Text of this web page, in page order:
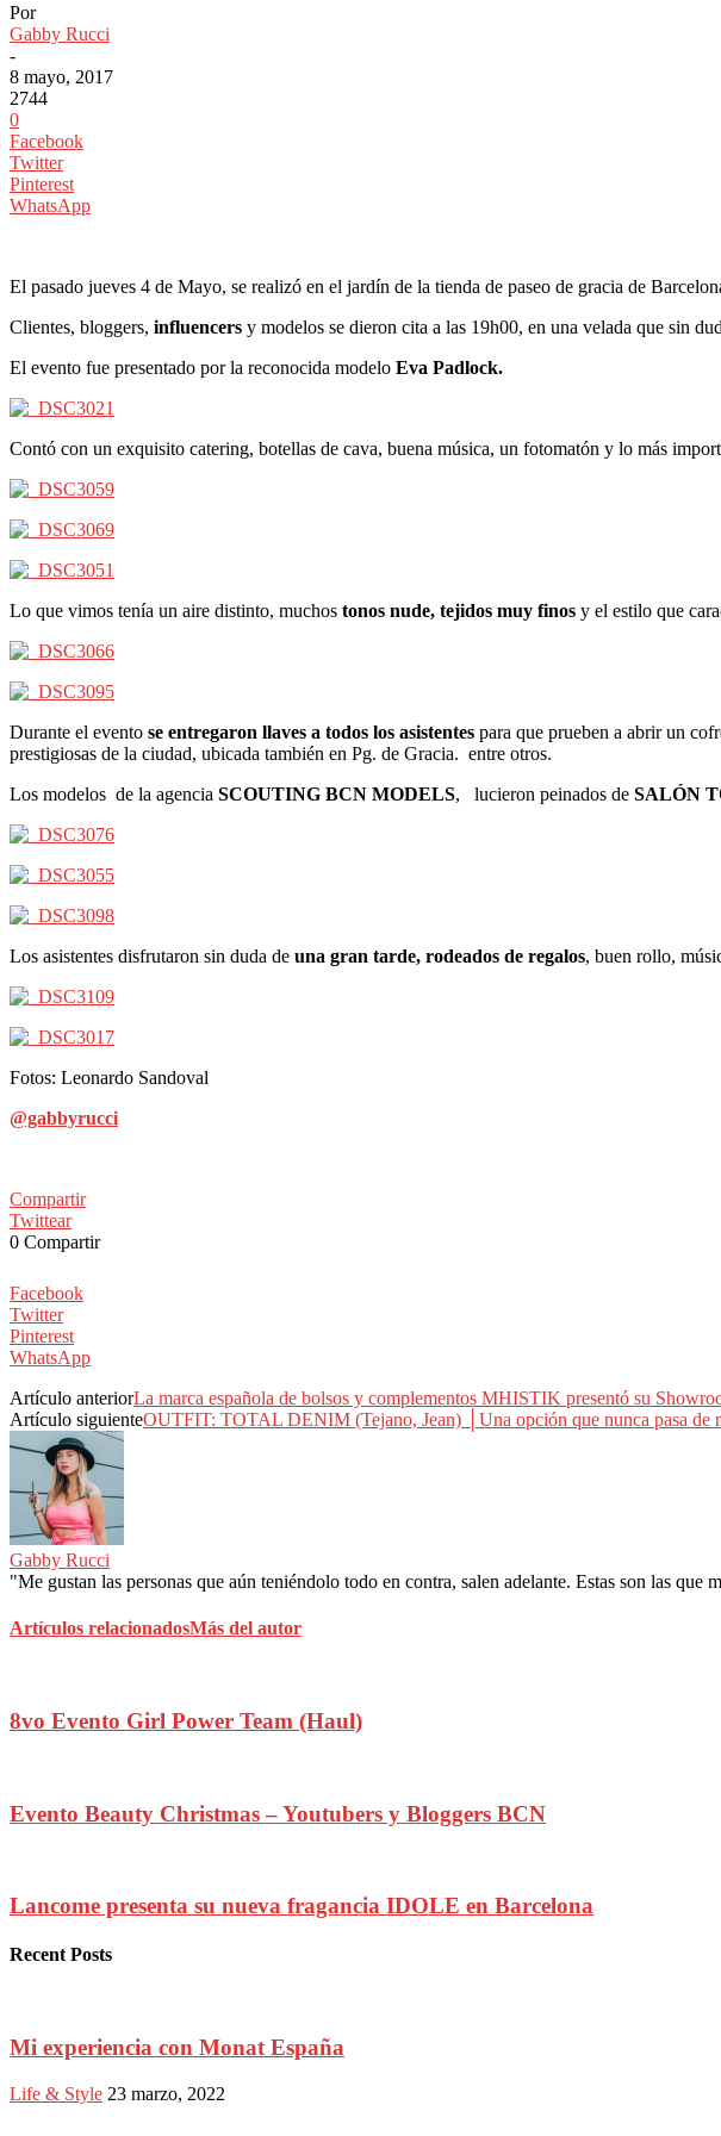
Por
Gabby Rucci
-
8 mayo, 2017
2744
0
Facebook
Twitter
Pinterest
WhatsApp
El pasado jueves 4 de Mayo, se realizó en el jardín de la tienda de paseo de gracia de
Clientes, bloggers, influencers y modelos se dieron cita a las 19h00, en una velada que sin
El evento fue presentado por la reconocida modelo Eva Padlock.
Contó con un exquisito catering, botellas de cava, buena música, un fotomatón y lo más
Lo que vimos tenía un aire distinto, muchos tonos nude, tejidos muy finos y el estilo que
Durante el evento se entregaron llaves a todos los asistentes para que prueben a abrir un
prestigiosas de la ciudad, ubicada también en Pg. de Gracia. entre otros.
Los modelos de la agencia SCOUTING BCN MODELS, lucieron peinados de SALÓN
Los asistentes disfrutaron sin duda de una gran tarde, rodeados de regalos, buen rollo,
Fotos: Leonardo Sandoval
@gabbyrucci
Compartir
Twittear
0 Compartir
Facebook
Twitter
Pinterest
WhatsApp
Artículo anteriorLa marca española de bolsos y complementos MHISTIK presentó su
Artículo siguienteOUTFIT: TOTAL DENIM (Tejano, Jean) │Una opción que nunca pasa de
Gabby Rucci
"Me gustan las personas que aún teniéndolo todo en contra, salen adelante. Estas son las que
Artículos relacionadosMás del autor
8vo Evento Girl Power Team (Haul)
Evento Beauty Christmas – Youtubers y Bloggers BCN
Lancome presenta su nueva fragancia IDOLE en Barcelona
Recent Posts
Mi experiencia con Monat España
Life & Style 23 marzo, 2022